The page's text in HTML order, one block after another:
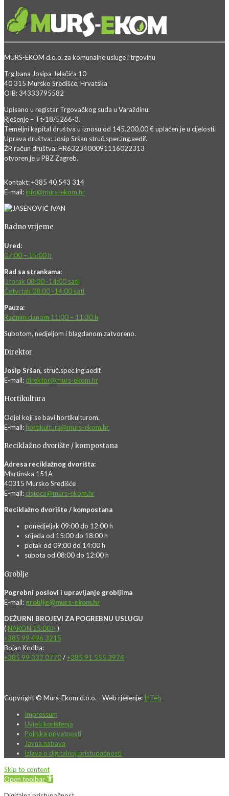
MURS-EKOM d.o.o. za komunalne usluge i trgovinu
Trg bana Josipa Jelačića 10
40 315 Mursko Središće, Hrvatska
OIB: 34333795582
Upisano u registar Trgovačkog suda u Varaždinu.
Rješenje – Tt-18/5266-3.
Temeljni kapital društva u iznosu od 145.200,00 € uplaćen je u cijelosti.
Uprava društva: Josip Sršan struč.spec.ing.aedif.
ŽR račun društva: HR6323400091116022313
otvoren je u PBZ Zagreb.
Kontakt: +385 40 543 314
E-mail: info@murs-ekom.hr
Radno vrijeme
Ured:
07:00 – 15:00 h
Rad sa strankama:
Utorak 08:00 -14:00 sati
Četvrtak 08:00 -14:00 sati
Pauza:
Radnim danom 11:00 – 11:30 h
Subotom, nedjeljom i blagdanom zatvoreno.
Direktor
Josip Sršan, struč.spec.ing.aedif.
E-mail: direktor@murs-ekom.hr
Hortikultura
Odjel koji se bavi hortikulturom.
E-mail: hortikultura@murs-ekom.hr
Reciklažno dvorište / kompostana
Adresa reciklažnog dvorišta:
Martinska 151A
40315 Mursko Središće
E-mail: cistoca@murs-ekom.hr
Reciklažno dvorište / kompostana
ponedjeljak 09:00 do 12:00 h
srijeda od 15:00 do 18:00 h
petak od 09:00 do 14:00 h
subota od 08:00 do 12:00 h
Groblje
Pogrebni poslovi i upravljanje grobljima
E-mail: groblje@murs-ekom.hr
DEŽURNI BROJEVI ZA POGREBNU USLUGU
( NAKON 15:00 h )
+385 99 496 3215
Bojan Kodba:
+385 99 337 0770/+385 91 555 3974
Copyright © Murs-Ekom d.o.o. - Web rješenje: InTeh
Impressum
Uvjeti korištenja
Politika privatnosti
Javna nabava
Izjava o digitalnoj pristupačnosti
Skip to content
Open toolbar